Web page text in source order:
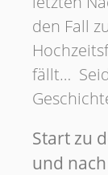
den Fall
fällt…
Start zu
und